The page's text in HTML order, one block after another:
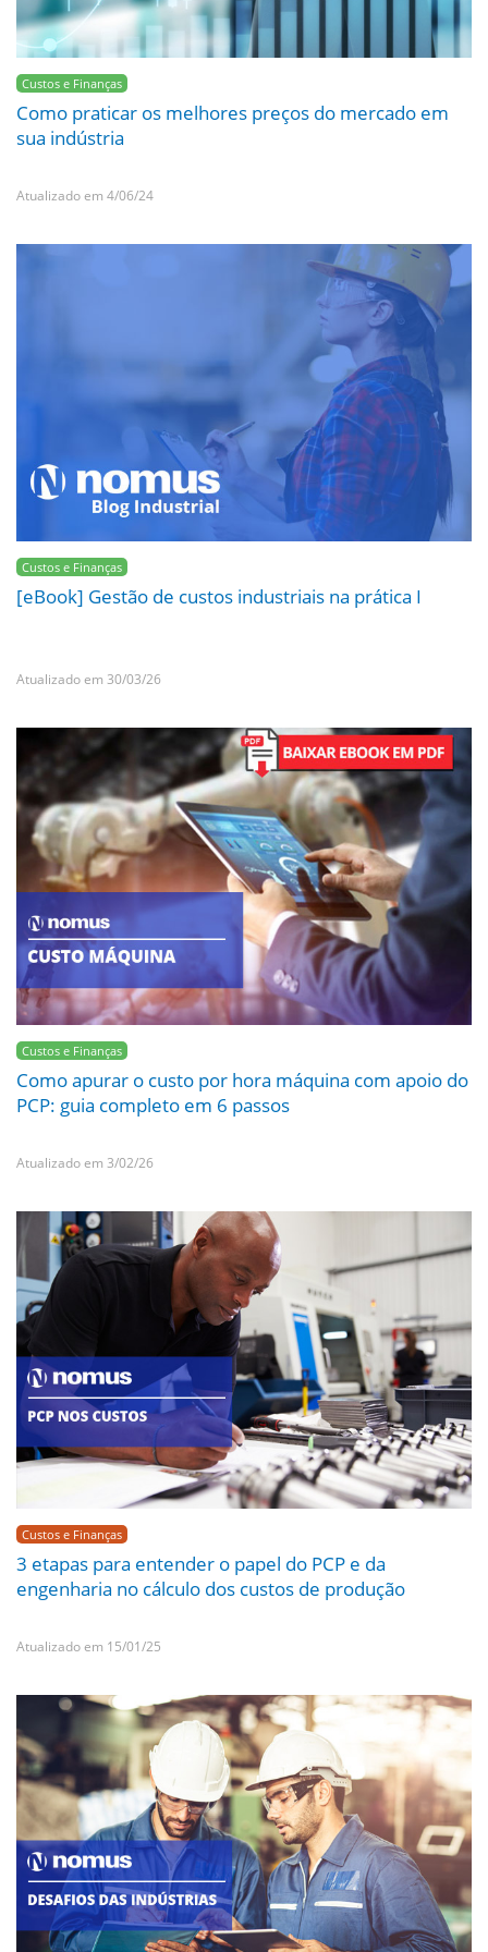
Custos e Finanças
Como praticar os melhores preços do mercado em
sua indústria
Atualizado em 4/06/24
Custos e Finanças
[eBook] Gestão de custos industriais na prática I
Atualizado em 30/03/26
Custos e Finanças
Como apurar o custo por hora máquina com apoio do
PCP: guia completo em 6 passos
Atualizado em 3/02/26
Custos e Finanças
3 etapas para entender o papel do PCP e da
engenharia no cálculo dos custos de produção
Atualizado em 15/01/25